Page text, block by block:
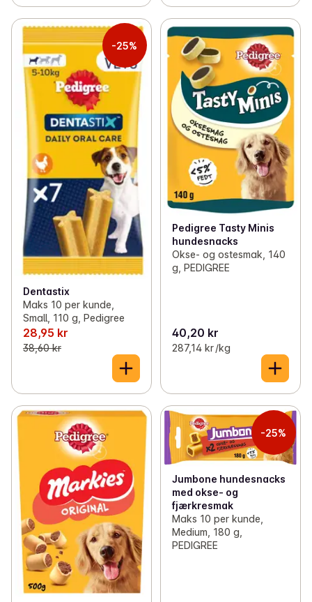
-25%
Dentastix
Maks 10 per kunde,
Small, 110 g, Pedigree
28,95 kr
38,60 kr
Pedigree Tasty Minis
hundesnacks
Okse- og ostesmak, 140
g, PEDIGREE
40,20 kr
287,14 kr /kg
-25%
Jumbone hundesnacks
med okse- og
fjærkresmak
Maks 10 per kunde,
Medium, 180 g,
PEDIGREE